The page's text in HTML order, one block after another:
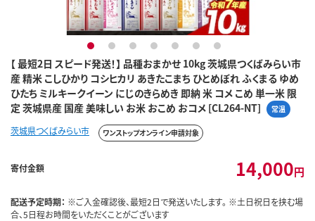
【 最短2日 スピード発送！】 品種おまかせ 10kg 茨城県つくばみらい市
産 精米 こしひかり コシヒカリ あきたこまち ひとめぼれ ふくまる ゆめ
ひたち ミルキークイーン にじのきらめき 即納 米 コメ こめ 単一米 限
定 茨城県産 国産 美味しい お米 おこめ おコメ [CL264-NT]
常温
1 2 3 4 5 6 7
茨城県つくばみらい市 ワンストップオンライン申請対象
寄付金額 14,000円
配送予定時期： ※ご入金確認後、最短2日で発送いたします。 ※土日祝日を挟む場
合、5日程お時間をいただくことがございます